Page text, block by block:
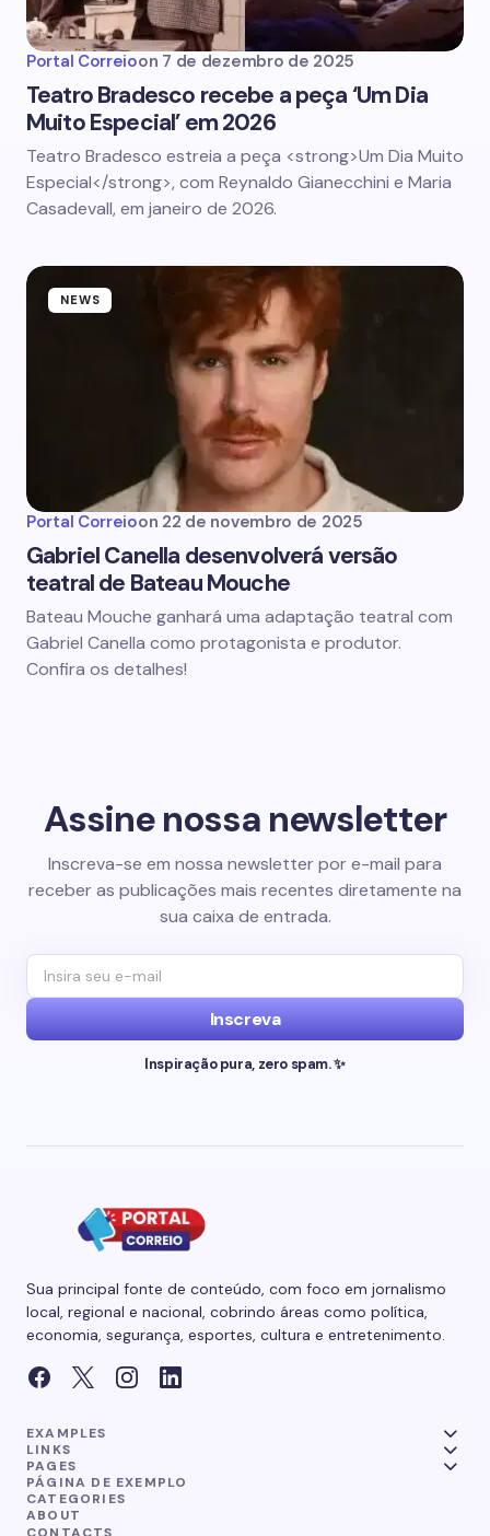
Portal Correioon 7 de dezembro de 2025
Teatro Bradesco recebe a peça ‘Um Dia
Muito Especial’ em 2026
Teatro Bradesco estreia a peça <strong>Um Dia Muito
Especial</strong>, com Reynaldo Gianecchini e Maria
Casadevall, em janeiro de 2026.
NEWS
Portal Correioon 22 de novembro de 2025
Gabriel Canella desenvolverá versão
teatral de Bateau Mouche
Bateau Mouche ganhará uma adaptação teatral com
Gabriel Canella como protagonista e produtor.
Confira os detalhes!
Assine nossa newsletter
Inscreva-se em nossa newsletter por e-mail para
receber as publicações mais recentes diretamente na
sua caixa de entrada.
Inscreva
Inspiração pura, zero spam. ✨
Sua principal fonte de conteúdo, com foco em jornalismo
local, regional e nacional, cobrindo áreas como política,
economia, segurança, esportes, cultura e entretenimento.
EXAMPLES
LINKS
PAGES
PÁGINA DE EXEMPLO
CATEGORIES
ABOUT
CONTACTS